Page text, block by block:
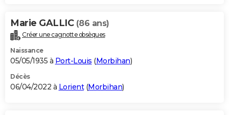
Marie GALLIC (86 ans)
Créer une cagnotte obsèques
Naissance
05/05/1935 à Port-Louis (Morbihan)
Décès
06/04/2022 à Lorient(Morbihan)